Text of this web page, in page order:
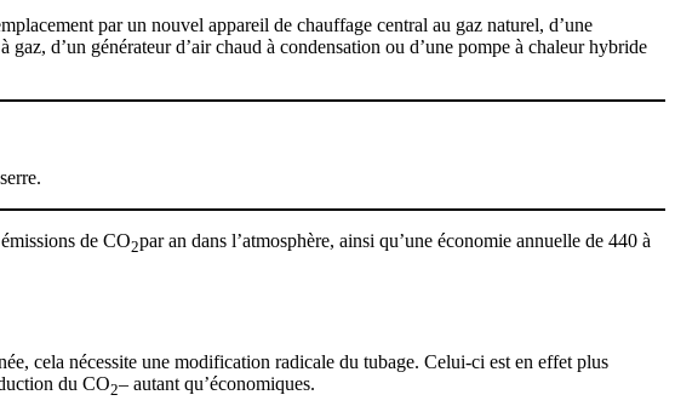
par un nouvel appareil de chauffage central au gaz naturel, d’une
d’un générateur d’air chaud à condensation ou d’une pompe à chaleur hybride
de CO2par an dans l’atmosphère, ainsi qu’une économie annuelle de 440 à
cela nécessite une modification radicale du tubage. Celui-ci est en effet plus
du CO2– autant qu’économiques.